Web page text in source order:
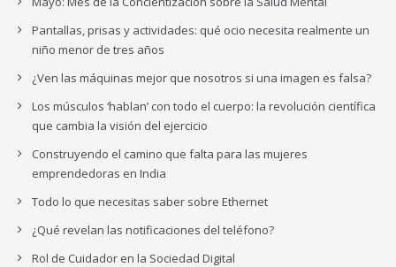
Pantallas, prisas y actividades: qué ocio necesita realmente un
niño menor de tres años
¿Ven las máquinas mejor que nosotros si una imagen es falsa?
Los músculos ‘hablan’ con todo el cuerpo: la revolución científica
que cambia la visión del ejercicio
Construyendo el camino que falta para las mujeres
emprendedoras en India
Todo lo que necesitas saber sobre Ethernet
¿Qué revelan las notificaciones del teléfono?
Rol de Cuidador en la Sociedad Digital